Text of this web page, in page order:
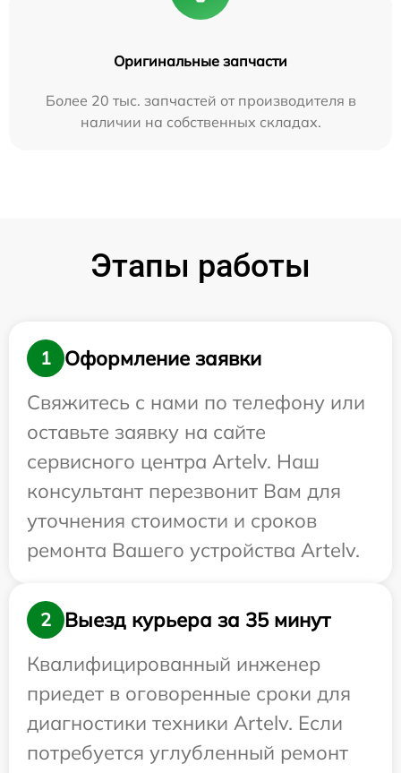
Оригинальные запчасти
Более 20 тыс. запчастей от производителя в
наличии на собственных складах.
Этапы работы
1
Оформление заявки
Свяжитесь с нами по телефону или
оставьте заявку на сайте
сервисного центра Artelv. Наш
консультант перезвонит Вам для
уточнения стоимости и сроков
ремонта Вашего устройства Artelv.
2
Выезд курьера за 35 минут
Квалифицированный инженер
приедет в оговоренные сроки для
диагностики техники Artelv. Если
потребуется углубленный ремонт